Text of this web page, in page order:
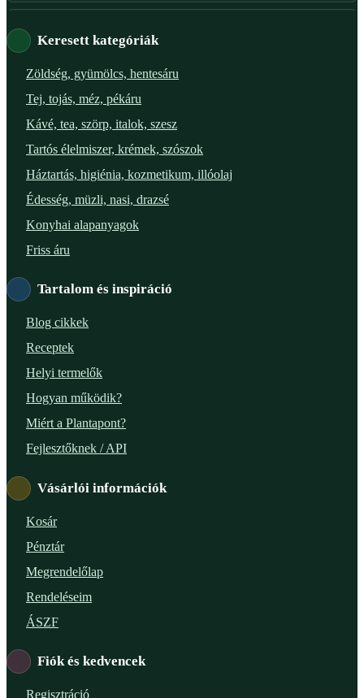
XI. ker. – Lemérem
XVIII. ker. – Eni Mag-ház
Keresett kategóriák
Zöldség, gyümölcs, hentesáru
Tej, tojás, méz, pékáru
Kávé, tea, szörp, italok, szesz
Tartós élelmiszer, krémek, szószok
Háztartás, higiénia, kozmetikum, illóolaj
Édesség, müzli, nasi, drazsé
Konyhai alapanyagok
Friss áru
Tartalom és inspiráció
Blog cikkek
Receptek
Helyi termelők
Hogyan működik?
Miért a Plantapont?
Fejlesztőknek / API
Vásárlói információk
Kosár
Pénztár
Megrendelőlap
Rendeléseim
ÁSZF
Fiók és kedvencek
Regisztráció